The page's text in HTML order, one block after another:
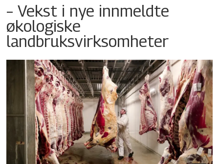
– Vekst i nye innmeldte
økologiske
landbruksvirksomheter